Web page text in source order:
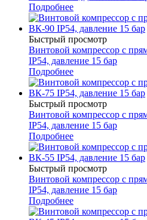
Подробнее
Быстрый просмотр
Винтовой компрессор с
IP54, давление 15 бар
Подробнее
Быстрый просмотр
Винтовой компрессор с
IP54, давление 15 бар
Подробнее
Быстрый просмотр
Винтовой компрессор с
IP54, давление 15 бар
Подробнее